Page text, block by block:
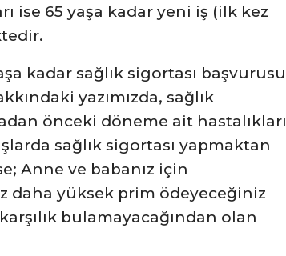
ise 65 yaşa kadar yeni iş (ilk kez
kadar sağlık sigortası başvurusu
yazımızda, sağlık
önceki döneme ait hastalıkları
sağlık sigortası yapmaktan
Anne ve babanız için
daha yüksek prim ödeyeceğiniz
bulamayacağından olan